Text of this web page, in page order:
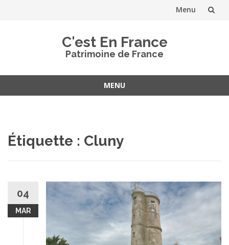
Menu
C'est En France
Patrimoine de France
MENU
Étiquette : Cluny
04
MAR